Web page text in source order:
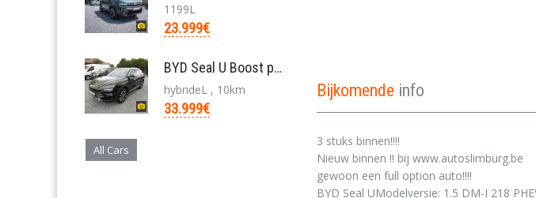
Bijkomende info
3 stuks binnen!!!!
Nieuw binnen !! bij www.autoslimburg.be
gewoon een full option auto!!!!
BYD Seal UModelversie: 1.5 DM-I 218
1199L
23.999€
BYD Seal U Boost pHEV 18,3 KWh/nieuw/33999€bj2026
hybrideL , 10km
33.999€
All Cars